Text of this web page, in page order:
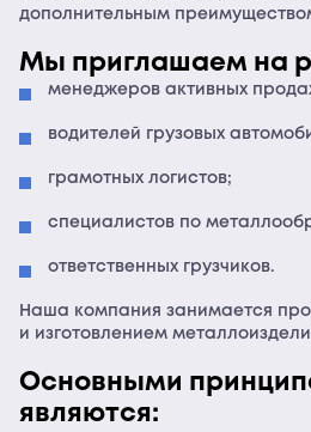
дополнительным
Мы приглашаем на
менеджеров активных
водителей грузовых
грамотных логистов;
специалистов по
ответственных грузчиков.
Наша компания занимается
и изготовлением
Основными
являются: